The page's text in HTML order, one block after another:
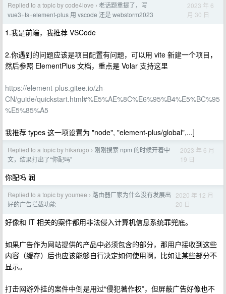
Replied to a topic by code4love › 老话题重提了，写
vue3+ts+element-plus 用 vscode 还是 webstorm2023
2023 年 6
月 30 日
1.我是前端，我推荐 VSCode
2.你遇到的问题应该是项目配置有问题，可以用 vite 新建一个项目，
然后参照 ElementPlus 文档，重点是 Volar 支持这里
https://element-plus.gitee.io/zh-
CN/guide/quickstart.html#%E5%AE%8C%E6%95%B4%E5%BC%95
%E5%85%A5
我推荐 types 这一项设置为 "node", "element-plus/global",...]
Replied to a topic by hikarugo › 刚刚搜索 npm 的时候开着中
文，结果打出了“你配吗”
2023 年 6 月
19 日
你配吗 润
Replied to a topic by youmee › 路由器厂家为什么没有发展出
好的广告拦截功能
2020 年 12 月
20 日
好像和 IT 相关的案件都用非法侵入计算机信息系统罪兜底。
如果广告作为网站提供的产品中必须包含的部分，那用户接收到这些
内容（缓存）后也应该能够自行决定如何使用啊，比如让某些部分不
显示。
打击网游外挂的案件中倒是用过“侵犯著作权”，但屏蔽广告好像也不